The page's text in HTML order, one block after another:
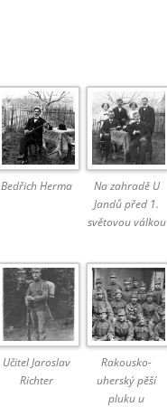
Bedřich Herma
Na zahradě U
Jandů před 1.
světovou válkou
Učitel Jaroslav
Richter
Rakousko-
uherský pěší
pluku u